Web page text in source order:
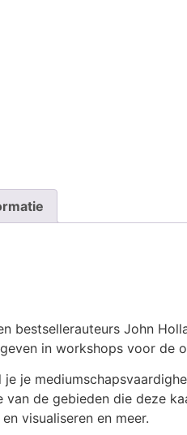
bestsellerauteurs John
in workshops voor de
je
de gebieden die deze
visualiseren en meer.